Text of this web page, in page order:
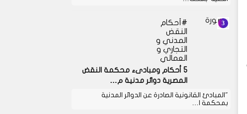
أحكام
النقض
المدني و
التجاري و
العمالي
5 أحكام ومبادىء محكمة النقض
المصرية دوائر مدنية م…
"المبادئ القانونية الصادرة عن الدوائر المدنية
بمحكمة ا…